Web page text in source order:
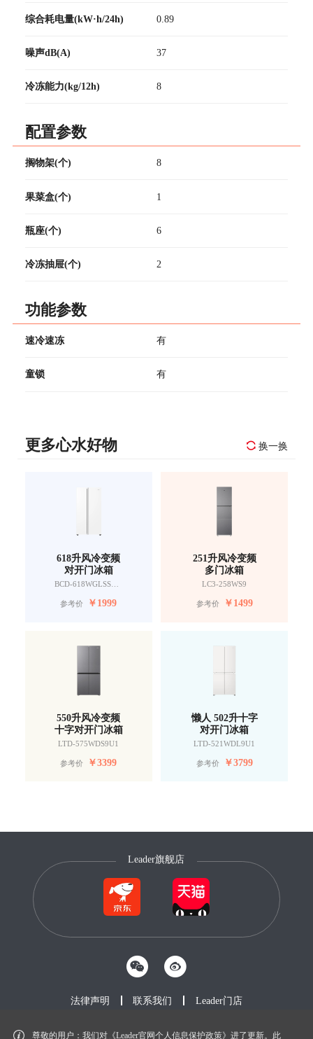
综合耗电量(kW·h/24h) 0.89
噪声dB(A) 37
冷冻能力(kg/12h) 8
配置参数
搁物架(个) 8
果菜盒(个) 1
瓶座(个) 6
冷冻抽屉(个) 2
功能参数
速冷速冻 有
童锁 有
更多心水好物 换一换
618升风冷变频
对开门冰箱
BCD-618WGLSSEDW9
参考价 ￥1999
251升风冷变频
多门冰箱
LC3-258WS9
参考价 ￥1499
550升风冷变频
十字对开门冰箱
LTD-575WDS9U1
参考价 ￥3399
懒人 502升十字
对开门冰箱
LTD-521WDL9U1
参考价 ￥3799
尊敬的用户：我们对《Leader官网个人信息保护政策》进了更新。此
Leader旗舰店
法律声明 联系我们 Leader门店